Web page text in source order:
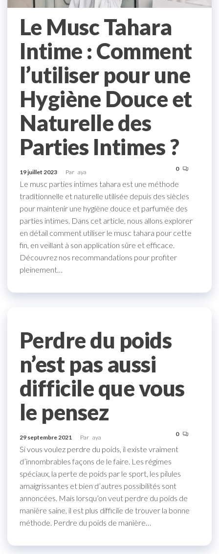
Le Musc Tahara
Intime : Comment
l’utiliser pour une
Hygiène Douce et
Naturelle des
Parties Intimes ?
19 juillet 2023 Par aya 0
Le musc parties intimes tahara est une méthode
traditionnelle et naturelle utilisée depuis des siècles
pour maintenir une hygiène douce et parfumée des
parties intimes. Dans cet article, nous allons explorer
en détail comment utiliser le musc tahara pour cette
fin, en veillant à son application sûre et efficace.
Découvrez nos recommandations pour profiter
pleinement…
Perdre du poids
n’est pas aussi
difficile que vous
le pensez
29 septembre 2021 Par aya 0
Si vous voulez perdre du poids, il existe vraiment
d’innombrables façons de le faire. Les régimes
spéciaux, la perte de poids par le sport, les pilules
amaigrissantes et bien d’autres possibilités sont
annoncées. Mais lorsqu’on veut perdre du poids de
manière saine, il est plus difficile de trouver la bonne
méthode. Perdre du poids de manière…